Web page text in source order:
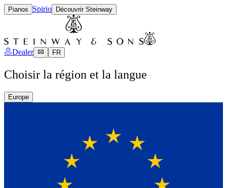
Pianos Spirio Découvrir Steinway
Dealer FR
Choisir la région et la langue
Europe